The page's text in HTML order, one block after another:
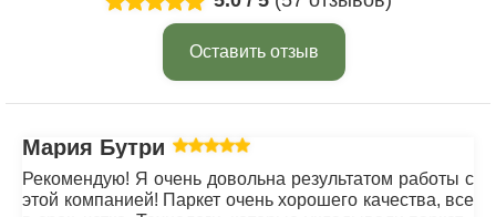
Оставить отзыв
Мария Бутрим
Рекомендую! Я очень довольна результатом работы с
этой компанией! Паркет очень хорошего качества, все